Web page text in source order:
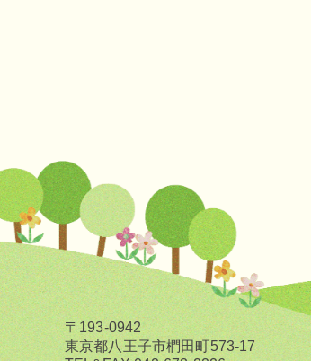
〒193-0942
東京都八王子市椚田町573-17